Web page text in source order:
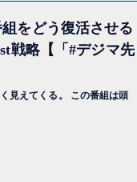
組をどう復活させる
戦略【「#デジマ先
見えてくる。 この番組は頭